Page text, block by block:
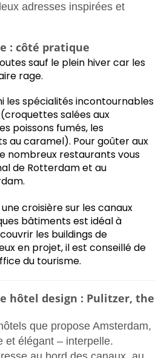
adresses inspirées et
: côté pratique
sauf le plein hiver car les
rage.
les spécialités incontournables
salées aux
poissons fumés, les
au caramel). Pour goûter aux
nombreux restaurants vous
de Rotterdam et au
croisière sur les canaux
bâtiments est idéal à
les buildings de
en projet, il est conseillé de
du tourisme.
hôtel design : Pulitzer, the
que propose Amsterdam,
et élégant – interpelle.